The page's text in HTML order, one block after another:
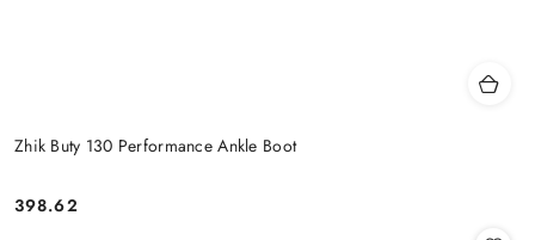
Zhik Buty 130 Performance Ankle Boot
Cena:
398.62